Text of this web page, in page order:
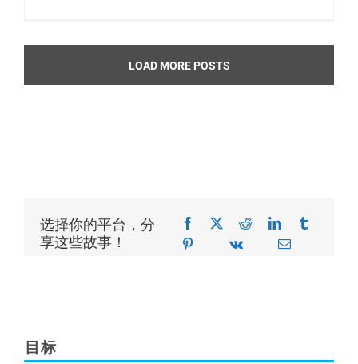
LOAD MORE POSTS
选择你的平台，分
享这些故事！
目标